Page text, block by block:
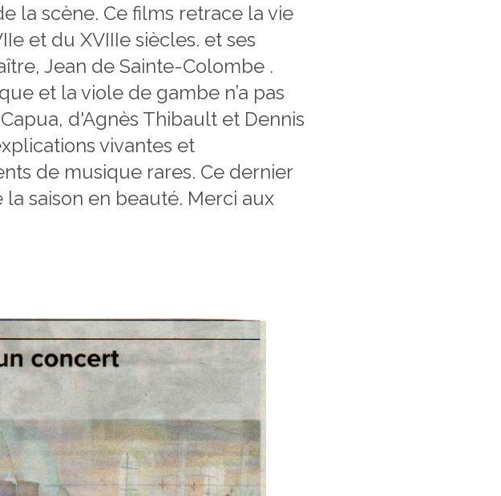
la scène. Ce films retrace la vie
et du XVIIIe siècles. et ses
Jean de Sainte-Colombe .
et la viole de gambe n’a pas
d'Agnès Thibault et Dennis
vivantes et
de musique rares. Ce dernier
saison en beauté. Merci aux